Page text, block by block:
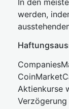
In den
werden,
Aktienkurse